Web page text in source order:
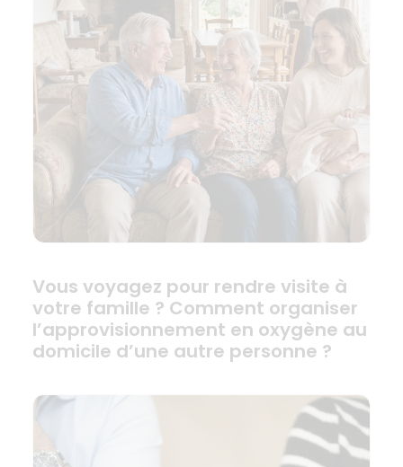
Vous voyagez pour rendre visite à
votre famille ? Comment organiser
l’approvisionnement en oxygène au
domicile d’une autre personne ?